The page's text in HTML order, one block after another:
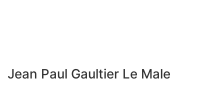
Jean Paul Gaultier Le Male